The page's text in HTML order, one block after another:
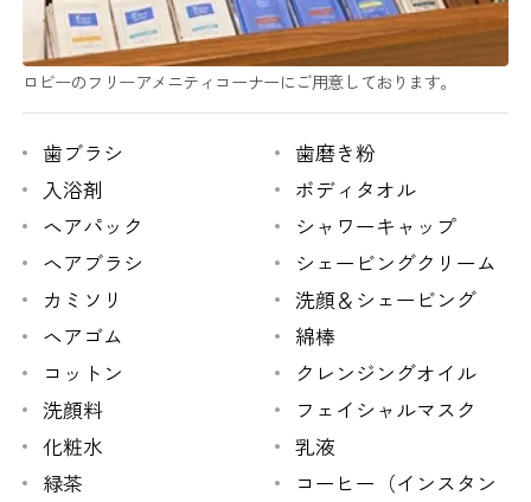
ロビーのフリーアメニティコーナーにご用意しております。
歯ブラシ
歯磨き粉
入浴剤
ボディタオル
ヘアパック
シャワーキャップ
ヘアブラシ
シェービングクリーム
カミソリ
洗顔＆シェービング
ヘアゴム
綿棒
コットン
クレンジングオイル
洗顔料
フェイシャルマスク
化粧水
乳液
緑茶
コーヒー（インスタン